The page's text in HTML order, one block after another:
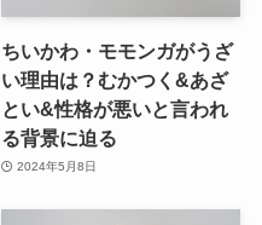
ちいかわ・モモンガがうざ
い理由は？むかつく&あざ
とい&性格が悪いと言われ
る背景に迫る
2024年5月8日